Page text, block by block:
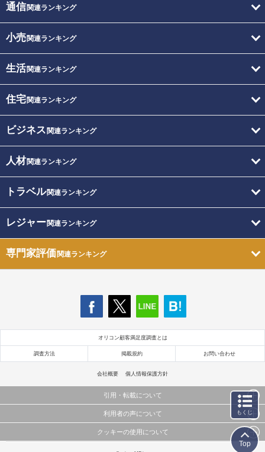
通信関連ランキング
小売関連ランキング
生活関連ランキング
住宅関連ランキング
ビジネス 関連ランキング
人材関連ランキング
トラベル関連ランキング
レジャー関連ランキング
専門家評価関連ランキング
オリコン顧客満足度調査とは
調査方法 掲載規約 お問い合わせ
会社概要 個人情報保護方針
引用・転載について
当サイトで公開されている情報（文字、写真、イラスト、画像データ等）及びこれらの配置・
これらの情報を権利者の許可なく無断転載・複製などの二次利用を行うことは固く禁じており
利用者の声について
当サイトに掲載している内容はすべてサービスの利用者が提出された見解・感想です。
クッキーの使用について
もくじ
Top